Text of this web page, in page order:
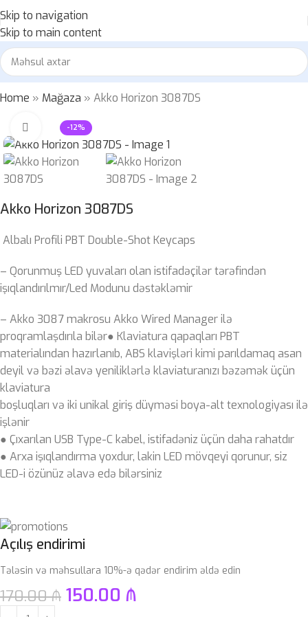
Skip to navigation
Skip to main content
Home » Mağaza » Akko Horizon 3087DS
-12%
Böyütmək üçün klikləyin
Akko Horizon 3087DS
Albalı Profili PBT Double-Shot Keycaps
– Qorunmuş LED yuvaları olan istifadəçilər tərəfindən
işıqlandırılmır/Led Modunu dəstəkləmir
– Akko 3087 makrosu Akko Wired Manager ilə
proqramlaşdırıla bilər● Klaviatura qapaqları PBT
materialından hazırlanıb, ABS klavişləri kimi parıldamaq asan
deyil və bəzi əlavə yeniliklərlə klaviaturanızı bəzəmək üçün
klaviatura
boşluqları və iki unikal giriş düyməsi boya-alt texnologiyası ilə
işlənir
● Çıxarılan USB Type-C kabel, istifadəniz üçün daha rahatdır
● Arxa işıqlandırma yoxdur, lakin LED mövqeyi qorunur, siz
LED-i özünüz əlavə edə bilərsiniz
Açılış endirimi
Tələsin və məhsullara 10%-ə qədər endirim əldə edin
170.00₼ 150.00 ₼